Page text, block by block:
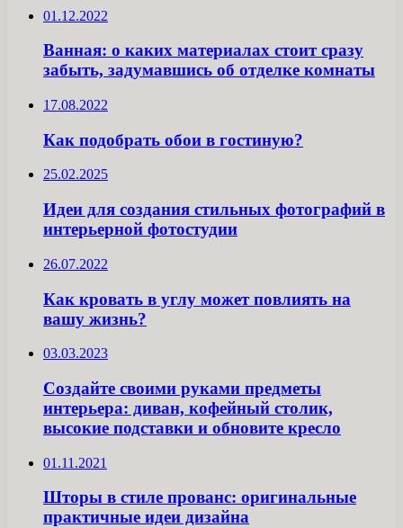
01.12.2022
Ванная: о каких материалах стоит сразу
забыть, задумавшись об отделке комнаты
17.08.2022
Как подобрать обои в гостиную?
25.02.2025
Идеи для создания стильных фотографий в
интерьерной фотостудии
26.07.2022
Как кровать в углу может повлиять на
вашу жизнь?
03.03.2023
Создайте своими руками предметы
интерьера: диван, кофейный столик,
высокие подставки и обновите кресло
01.11.2021
Шторы в стиле прованс: оригинальные
практичные идеи дизайна